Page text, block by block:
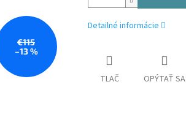
€115
–13 %
Detailné informácie
TLAČ OPÝTAŤ SA